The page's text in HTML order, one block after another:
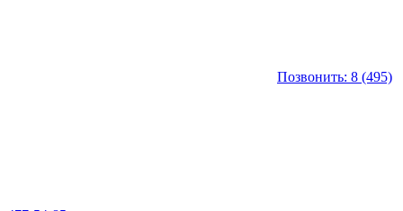
Позвонить: 8 (495)